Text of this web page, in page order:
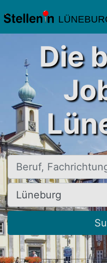
Die
Beruf, Fachrichtung, Firma
Ort, Stadt